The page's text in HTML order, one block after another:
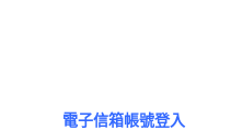
電子信箱帳號登入